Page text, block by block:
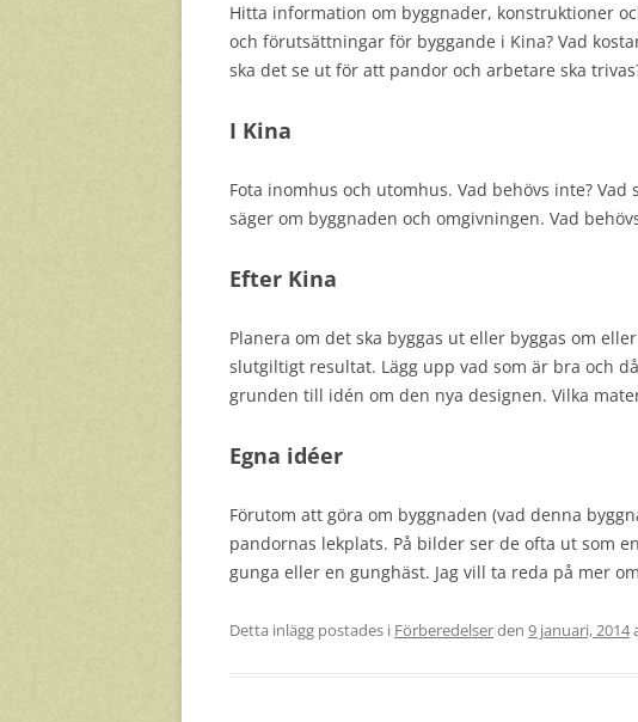
Hitta information om byggnader, konstruktioner
och förutsättningar för byggande i Kina? Vad
ska det se ut för att pandor och arbetare ska
I Kina
Fota inomhus och utomhus. Vad behövs inte?
säger om byggnaden och omgivningen. Vad
Efter Kina
Planera om det ska byggas ut eller byggas om
slutgiltigt resultat. Lägg upp vad som är bra och
grunden till idén om den nya designen. Vilka
Egna idéer
Förutom att göra om byggnaden (vad denna
pandornas lekplats. På bilder ser de ofta ut som
gunga eller en gunghäst. Jag vill ta reda på mer
Detta inlägg postades i Förberedelserden 9 januari, 2014